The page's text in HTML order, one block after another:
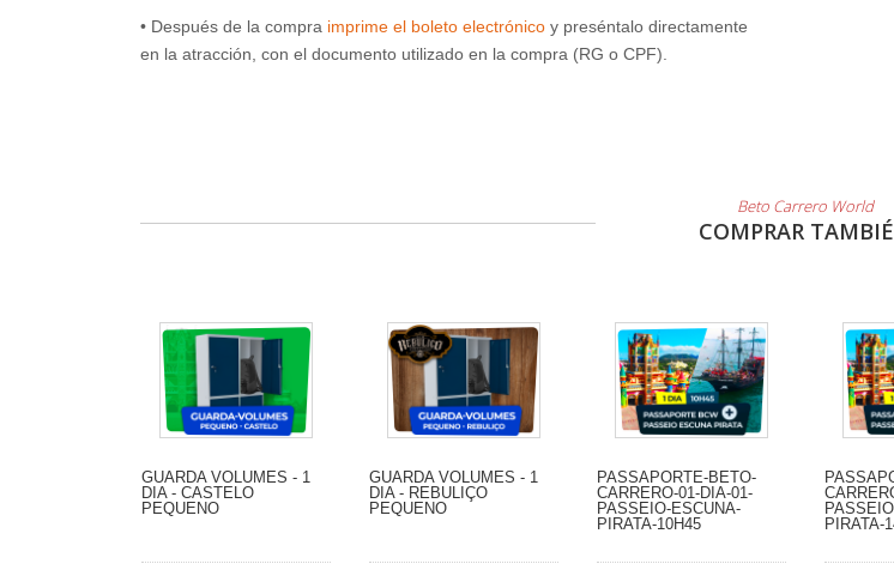
• Después de la compra imprime el boleto electrónico y preséntalo directamente
en la atracción, con el documento utilizado en la compra (RG o CPF).
Beto Carrero World
COMPRAR
GUARDA VOLUMES - 1
DIA - CASTELO
PEQUENO
GUARDA VOLUMES - 1
DIA - REBULIÇO
PEQUENO
PASSAPORTE-BETO-
CARRERO-01-DIA-01-
PASSEIO-ESCUNA-
PIRATA-10H45
PIRATA-